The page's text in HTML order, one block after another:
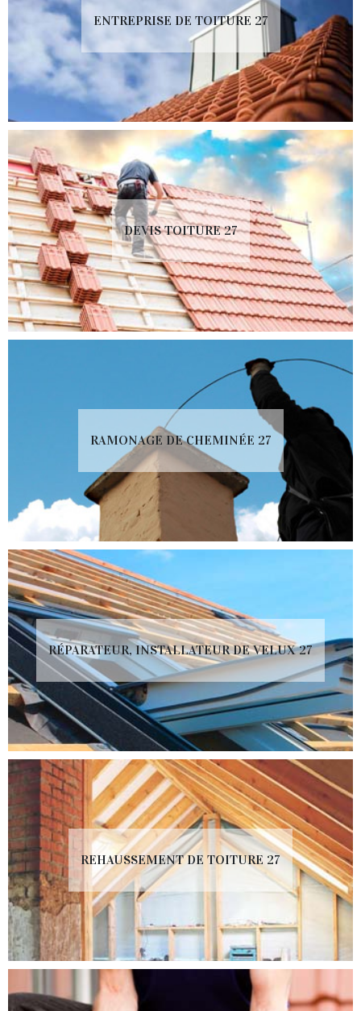
ENTREPRISE DE TOITURE 27
DEVIS TOITURE 27
RAMONAGE DE CHEMINÉE 27
RÉPARATEUR, INSTALLATEUR DE VELUX 27
REHAUSSEMENT DE TOITURE 27